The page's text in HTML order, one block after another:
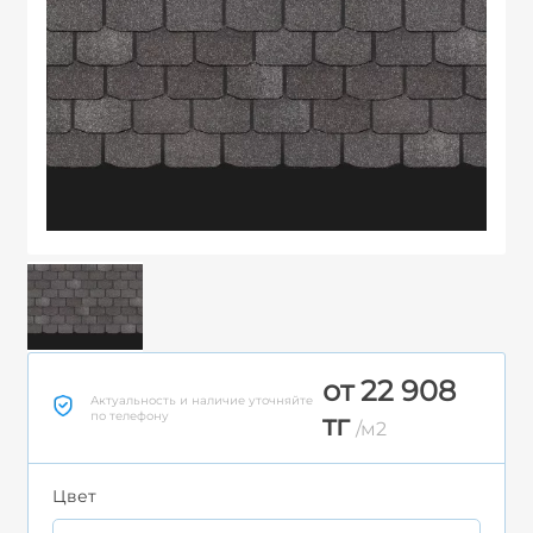
Актуальность и наличие уточняйте
по телефону
от 22 908
тг/м2
Цвет